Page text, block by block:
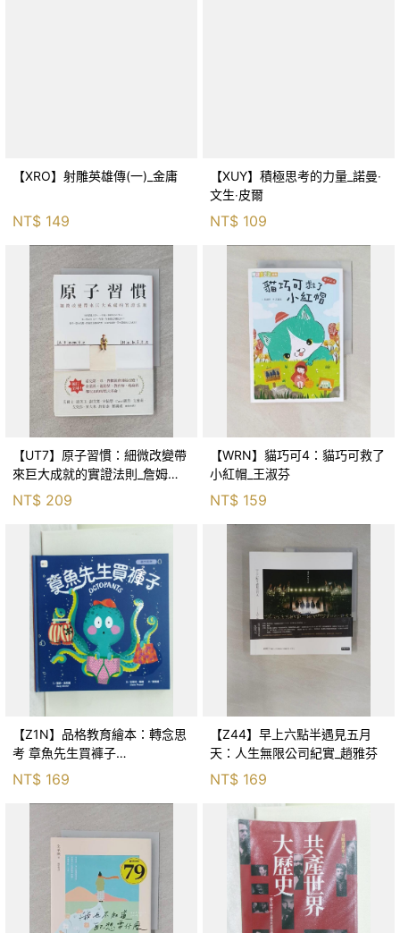
【XRO】射雕英雄傳(一)_金庸
NT$ 149
【XUY】積極思考的力量_諾曼‧
文生‧皮爾
NT$ 109
【UT7】原子習慣：細微改變帶
來巨大成就的實證法則_詹姆斯‧
克利爾, 蔡世偉
NT$ 209
【WRN】貓巧可4：貓巧可救了
小紅帽_王淑芬
NT$ 159
【Z1N】品格教育繪本：轉念思
考 章魚先生買褲子
(Octopants)_蘇西‧西尼爾, 黃筱
NT$ 169
【Z44】早上六點半遇見五月
天：人生無限公司紀實_趙雅芬
NT$ 169